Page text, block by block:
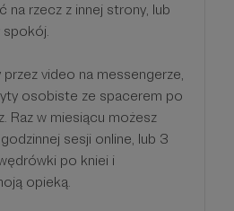
na rzecz z innej strony, lub
spokój.
video na messengerze,
osobiste ze spacerem po
Raz w miesiącu możesz
sesji online, lub 3
po kniei i
opieką.